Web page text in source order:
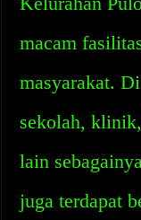
macam
masyarakat.
sekolah,
lain
juga terdapat